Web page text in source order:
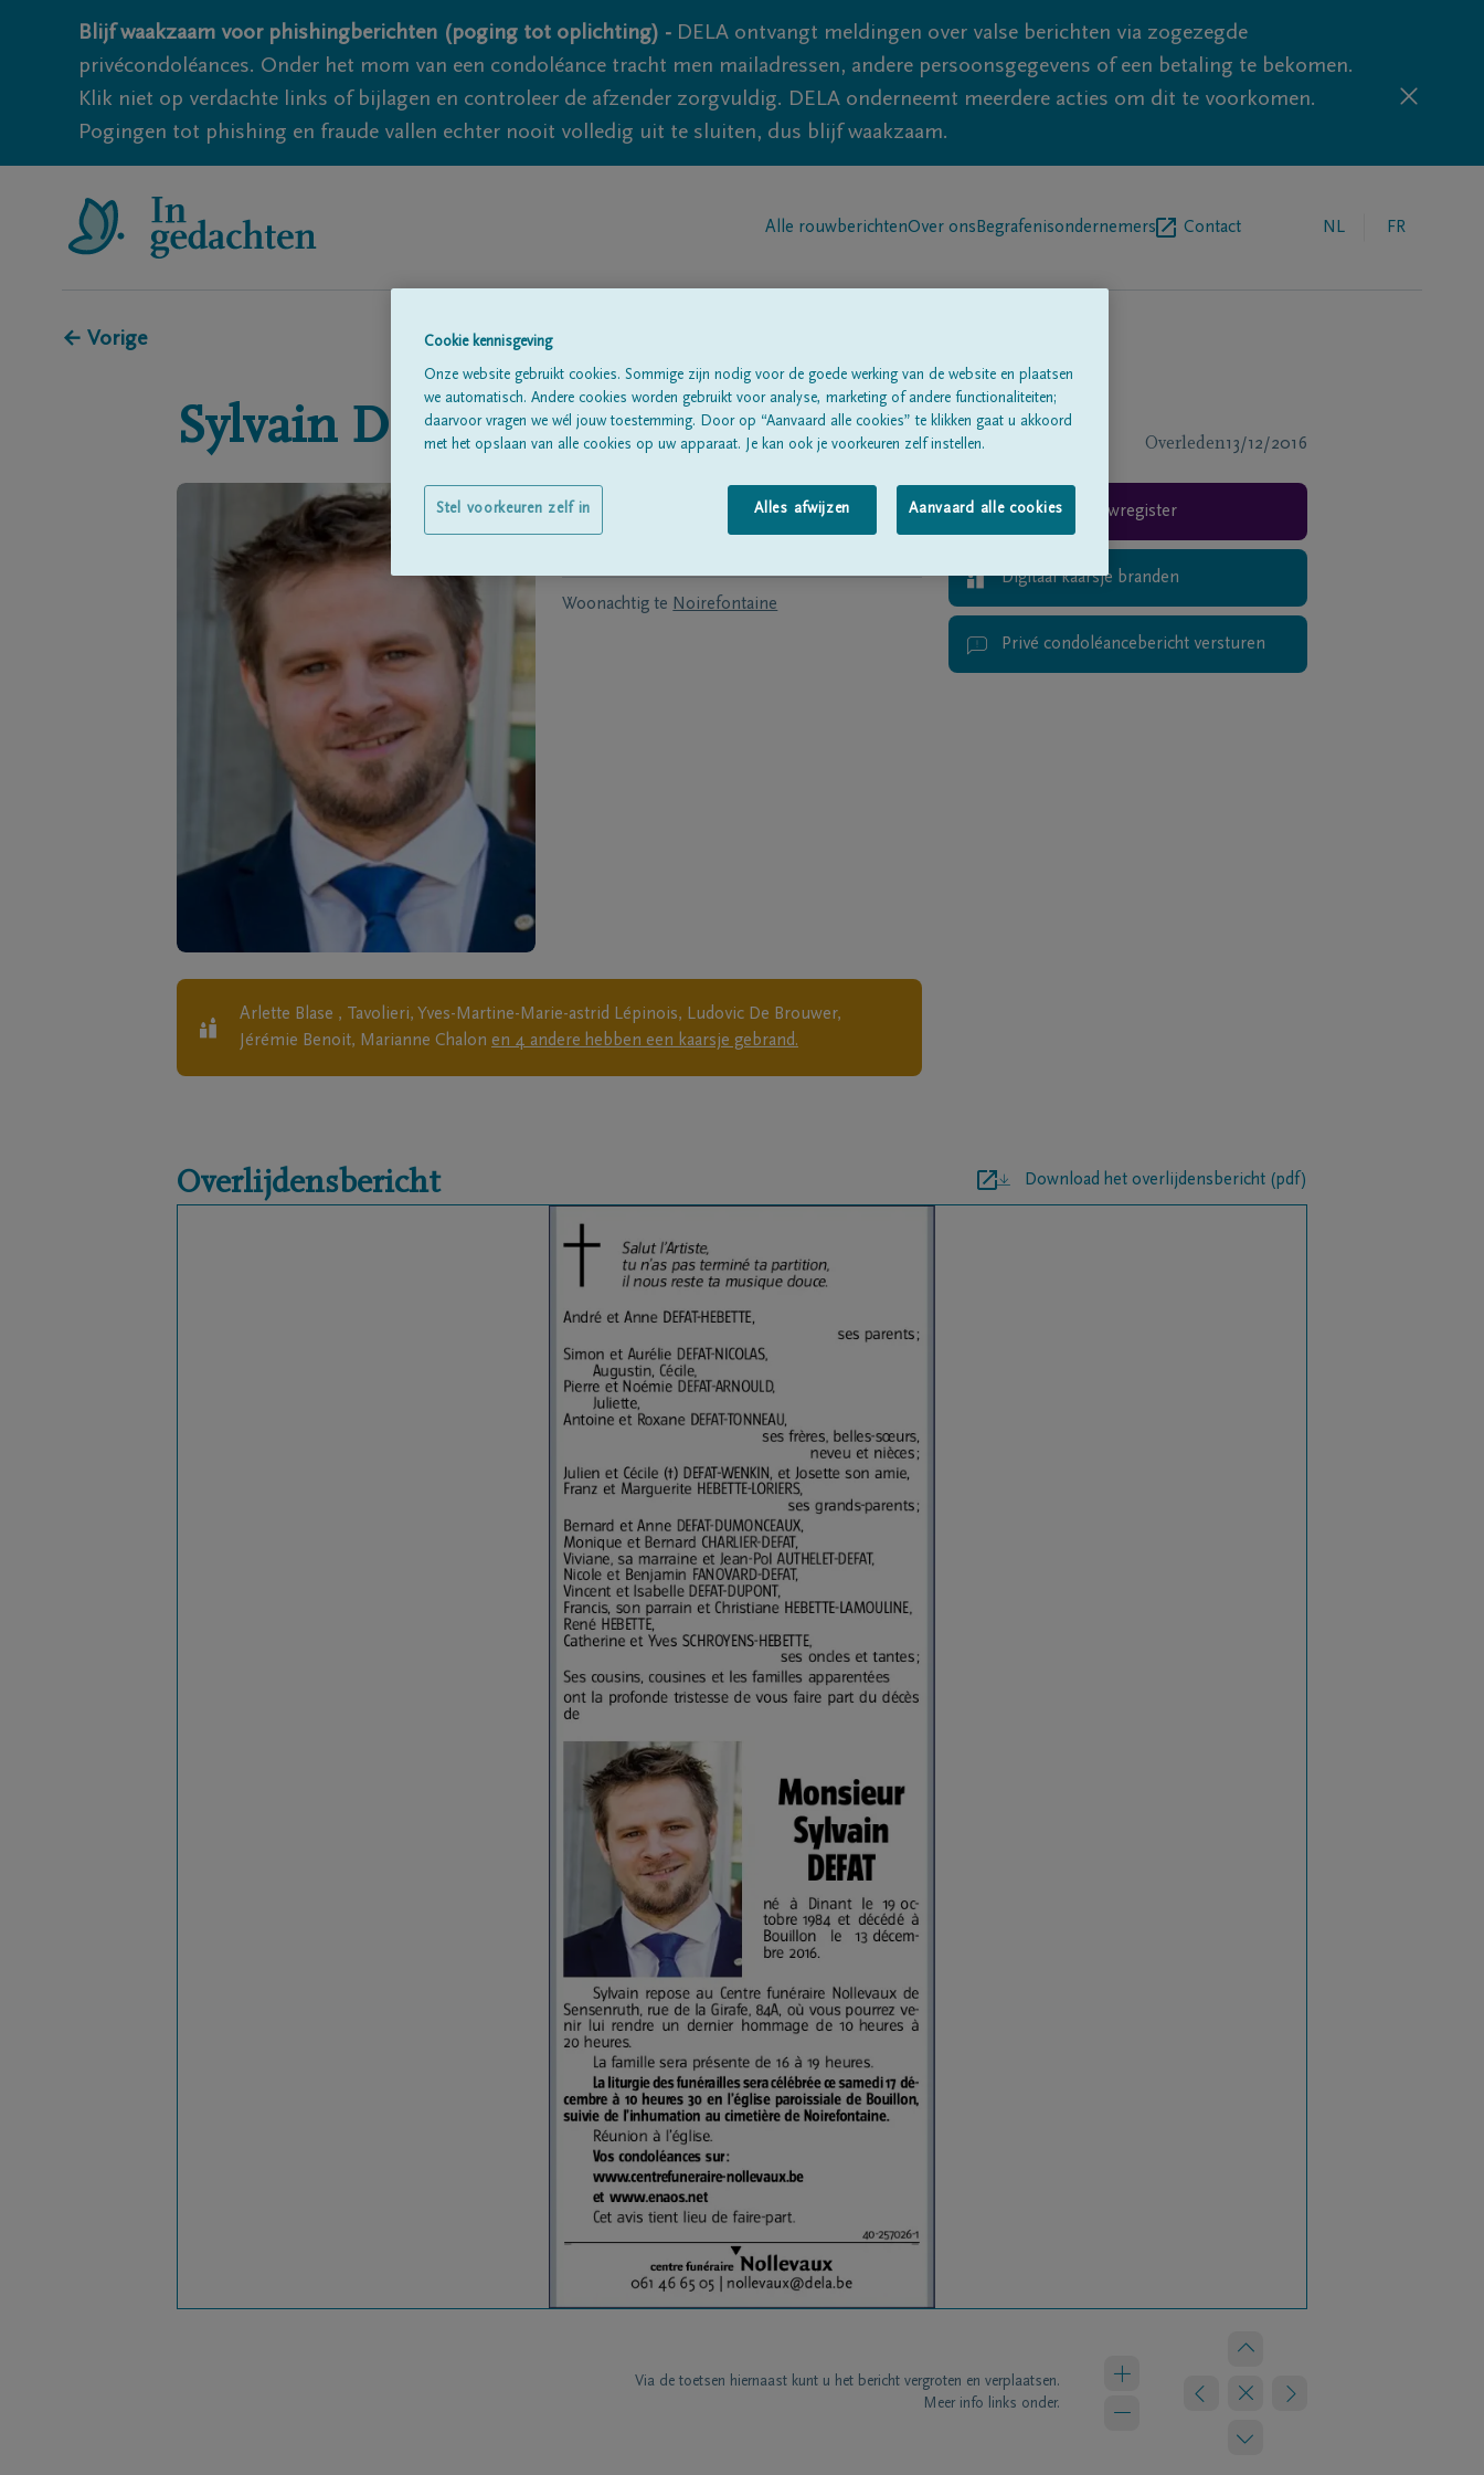
Blijf waakzaam voor phishingberichten (poging tot oplichting) - DELA ontvangt meldingen over valse berichten via zogezegde
privécondoléances. Onder het mom van een condoléance tracht men mailadressen, andere persoonsgegevens of een betaling te bekomen.
Klik niet op verdachte links of bijlagen en controleer de afzender zorgvuldig. DELA onderneemt meerdere acties om dit te voorkomen.
Pogingen tot phishing en fraude vallen echter nooit volledig uit te sluiten, dus blijf waakzaam.
Alle rouwberichtenOver ons Begrafenisondernemers Contact NL FR
← Vorige
Sylvain DEFAT Overleden13/12/2016
Geboren te 19/10/1984
Woonachtig te Noirefontaine
Arlette Blase , Tavolieri, Yves-Martine-Marie-astrid Lépinois, Ludovic De Brouwer,
Jérémie Benoit, Marianne Chalon en 4 andere hebben een kaarsje gebrand.
Rouwregister
Digitaal kaarsje branden
Privé condoléancebericht versturen
Overlijdensbericht Download het overlijdensbericht (pdf)
Via de toetsen hiernaast kunt u het bericht vergroten en verplaatsen.
Meer info links onder.
Cookie kennisgeving
Onze website gebruikt cookies. Sommige zijn nodig voor de goede werking van de website en plaatsen
we automatisch. Andere cookies worden gebruikt voor analyse, marketing of andere functionaliteiten;
daarvoor vragen we wél jouw toestemming. Door op “Aanvaard alle cookies” te klikken gaat u akkoord
met het opslaan van alle cookies op uw apparaat. Je kan ook je voorkeuren zelf instellen.
Alles afwijzen Aanvaard alle cookies
Stel voorkeuren zelf in